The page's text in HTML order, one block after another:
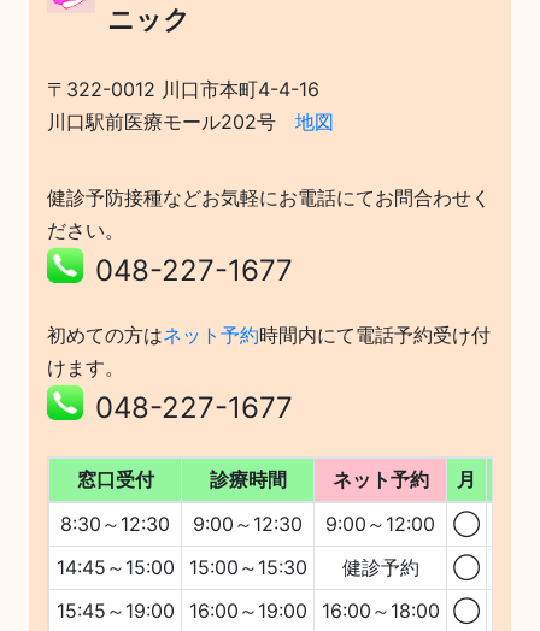
ニック
〒322-0012 川口市本町4-4-16
川口駅前医療モール202号 地図
健診予防接種などお気軽にお電話にてお問合わせく
ださい。
048-227-1677
初めての方はネット予約時間内にて電話予約受け付
けます。
048-227-1677
窓口受付 診療時間 ネット予約 月
8:30～12:30
9:00～12:30 9:00～12:00 ◯
14:45～15:00
15:00～15:30 健診予約 ◯
15:45～19:00
16:00～19:00 16:00～18:00 ◯